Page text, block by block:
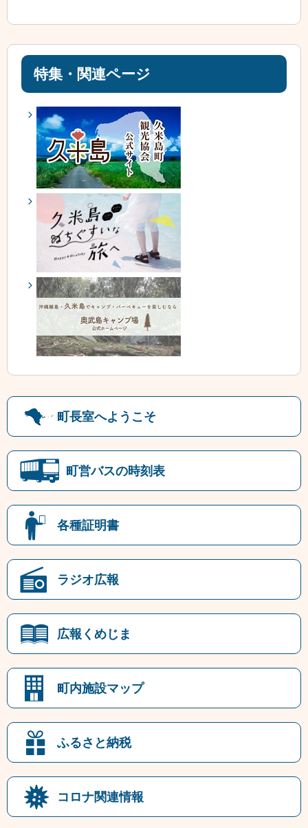
特集・関連ページ
町長室へようこそ
町営バスの時刻表
各種証明書
ラジオ広報
広報くめじま
町内施設マップ
ふるさと納税
コロナ関連情報